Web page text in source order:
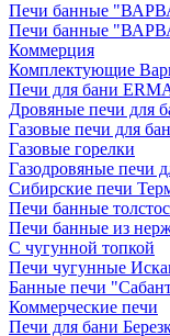
Печи банные
Печи банные
Коммерция
Комплектующие
Печи для бани
Дровяные печи для
Газовые печи для
Газовые горелки
Газодровяные печи
Сибирские печи
Печи банные
Печи банные из
С чугунной топкой
Печи чугунные
Банные печи
Коммерческие печи
Печи для бани